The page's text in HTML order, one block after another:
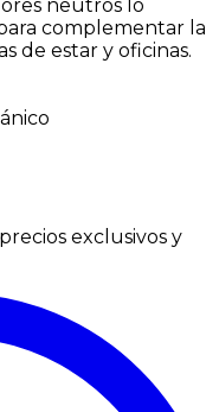
neutros lo
complementar la
de estar y oficinas.
exclusivos y